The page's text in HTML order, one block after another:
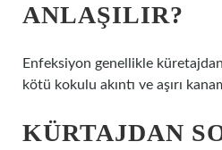
ANLAŞILIR?
Enfeksiyon genellikle
kötü kokulu akıntı ve aşırı
KÜRTAJDAN